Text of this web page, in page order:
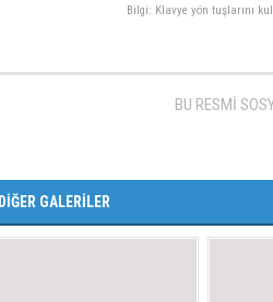
Bilgi: Klavye yön tuşlarını
BU RESMİ
DİĞER GALERİLER